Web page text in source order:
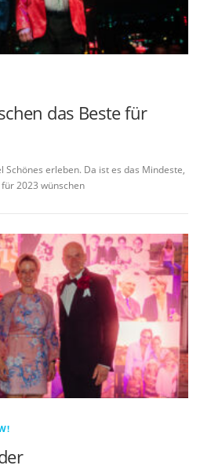
das Beste für
Schönes erleben. Da ist es das Mindeste,
2023 wünschen